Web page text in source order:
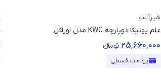
شیرآلات
علم یونیکا دوپارچه KWC مدل اوراکل
۲۵٬۶۶۰٬۰۰۰ تومانءقیمت محصول
پرداخت قسطی